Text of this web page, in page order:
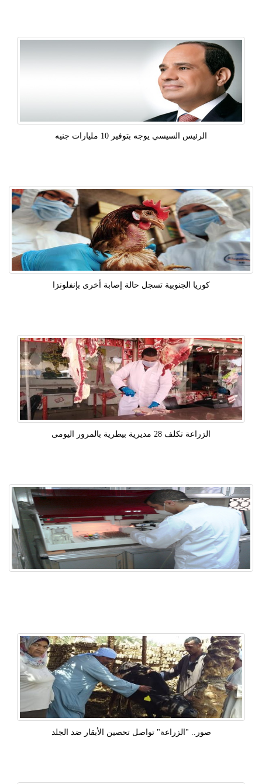
الرئيس السيسي يوجه بتوفير 10 مليارات جنيه
كوريا الجنوبية تسجل حالة إصابة أخرى بإنفلونزا
الزراعة تكلف 28 مديرية بيطرية بالمرور اليومى
صور.. "الزراعة" تواصل تحصين الأبقار ضد الجلد